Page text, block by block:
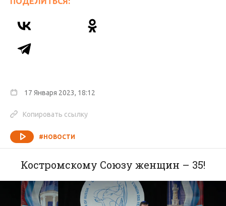
17 Января 2023, 18:12
Копировать ссылку
#НОВОСТИ
Костромскому Союзу женщин – 35!